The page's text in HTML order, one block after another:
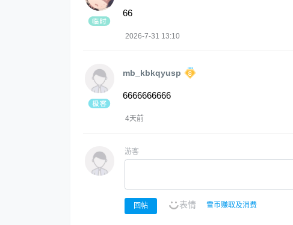
66
2026-7-31 13:10
mb_kbkqyusp
6666666666
4天前
游客
回帖 表情 雪币赚取及消费